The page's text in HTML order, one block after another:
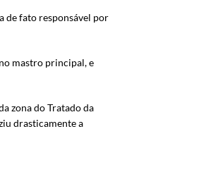
de fato responsável por
mastro principal, e
zona do Tratado da
drasticamente a